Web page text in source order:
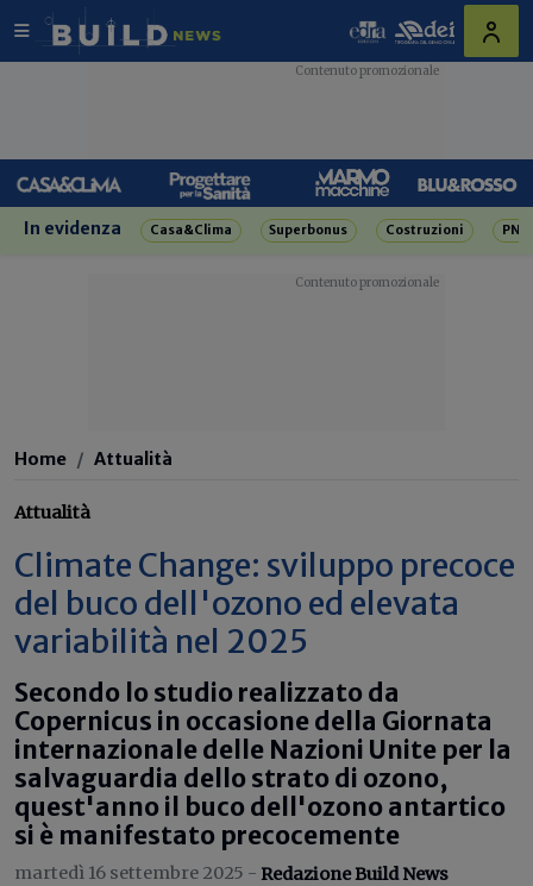
In evidenza Casa&Clima Superbonus Costruzioni
Home Attualità
Attualità
Climate Change: sviluppo precoce
del buco dell'ozono ed elevata
variabilità nel 2025
Secondo lo studio realizzato da
Copernicus in occasione della Giornata
internazionale delle Nazioni Unite per la
salvaguardia dello strato di ozono,
quest'anno il buco dell'ozono antartico
si è manifestato precocemente
martedì 16 settembre 2025 - Redazione Build News